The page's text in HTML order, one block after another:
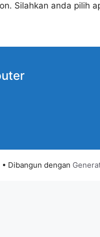
Silahkan anda pilih
• Dibangun dengan